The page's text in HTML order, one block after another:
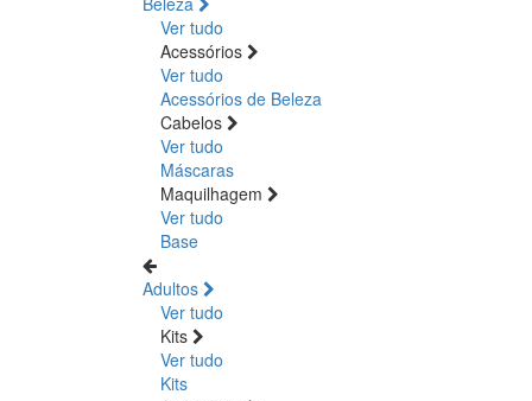
Ver tudo
Acessórios
Ver tudo
Acessórios de Beleza
Cabelos
Ver tudo
Máscaras
Maquilhagem
Ver tudo
Base
Adultos
Ver tudo
Kits
Ver tudo
Kits